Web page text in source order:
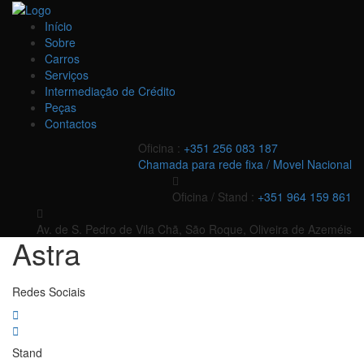
Início
Sobre
Carros
Serviços
Intermediação de Crédito
Peças
Contactos
Oficina : +351 256 083 187
Chamada para rede fixa / Movel Nacional
Oficina / Stand : +351 964 159 861
Av. de S. Pedro de Vila Chã, São Roque, Oliveira de Azeméis
Astra
Redes Sociais
Stand